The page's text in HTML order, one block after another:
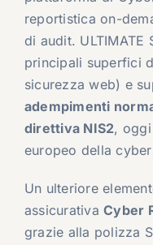
reportistica on-
di audit. ULTIMATE
principali superfici
sicurezza web) e
adempimenti
direttiva NIS2,
europeo della
Un ulteriore
assicurativaCyber
grazie alla polizza